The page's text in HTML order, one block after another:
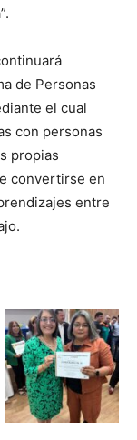
de Personas
el cual
con personas
propias
convertirse en
entre